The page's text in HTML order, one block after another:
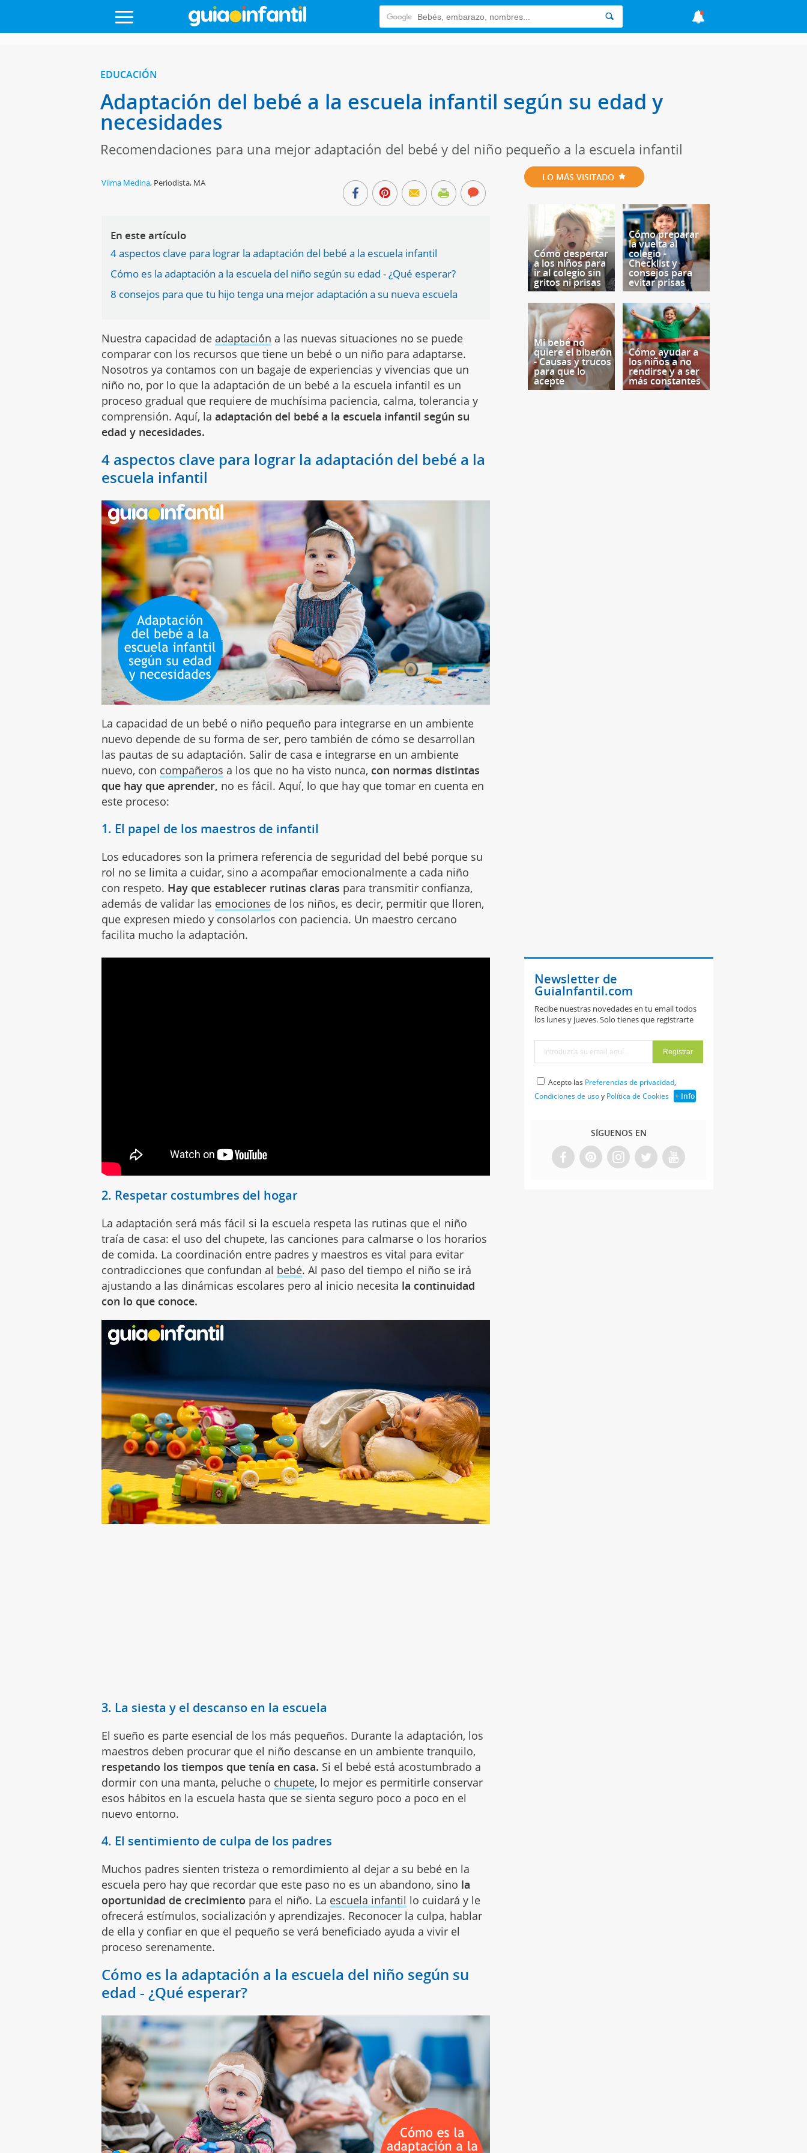
EDUCACIÓN
Adaptación del bebé a la escuela infantil según su edad y
necesidades
Recomendaciones para una mejor adaptación del bebé y del niño pequeño a la escuela infantil
Vilma Medina, Periodista, MA
En este artículo
4 aspectos clave para lograr la adaptación del bebé a la escuela infantil
Cómo es la adaptación a la escuela del niño según su edad - ¿Qué esperar?
8 consejos para que tu hijo tenga una mejor adaptación a su nueva escuela
Nuestra capacidad de adaptación a las nuevas situaciones no se puede
comparar con los recursos que tiene un bebé o un niño para adaptarse.
Nosotros ya contamos con un bagaje de experiencias y vivencias que un
niño no, por lo que la adaptación de un bebé a la escuela infantil es un
proceso gradual que requiere de muchísima paciencia, calma, tolerancia y
comprensión. Aquí, laadaptación del bebé a la escuela infantil según su
edad y necesidades.
4 aspectos clave para lograr la adaptación del bebé a la
escuela infantil
La capacidad de un bebé o niño pequeño para integrarse en un ambiente
nuevo depende de su forma de ser, pero también de cómo se desarrollan
las pautas de su adaptación. Salir de casa e integrarse en un ambiente
nuevo, con compañeros a los que no ha visto nunca, con normas distintas
que hay que aprender, no es fácil. Aquí, lo que hay que tomar en cuenta en
este proceso:
1. El papel de los maestros de infantil
Los educadores son la primera referencia de seguridad del bebé porque su
rol no se limita a cuidar, sino a acompañar emocionalmente a cada niño
con respeto. Hay que establecer rutinas claras para transmitir confianza,
además de validar las emociones de los niños, es decir, permitir que lloren,
que expresen miedo y consolarlos con paciencia. Un maestro cercano
facilita mucho la adaptación.
2. Respetar costumbres del hogar
La adaptación será más fácil si la escuela respeta las rutinas que el niño
traía de casa: el uso del chupete, las canciones para calmarse o los horarios
de comida. La coordinación entre padres y maestros es vital para evitar
contradicciones que confundan al bebé. Al paso del tiempo el niño se irá
ajustando a las dinámicas escolares pero al inicio necesita la continuidad
con lo que conoce.
3. La siesta y el descanso en la escuela
El sueño es parte esencial de los más pequeños. Durante la adaptación, los
maestros deben procurar que el niño descanse en un ambiente tranquilo,
respetando los tiempos que tenía en casa. Si el bebé está acostumbrado a
dormir con una manta, peluche o chupete, lo mejor es permitirle conservar
esos hábitos en la escuela hasta que se sienta seguro poco a poco en el
nuevo entorno.
4. El sentimiento de culpa de los padres
Muchos padres sienten tristeza o remordimiento al dejar a su bebé en la
escuela pero hay que recordar que este paso no es un abandono, sino la
oportunidad de crecimiento para el niño. La escuela infantil lo cuidará y le
ofrecerá estímulos, socialización y aprendizajes. Reconocer la culpa, hablar
de ella y confiar en que el pequeño se verá beneficiado ayuda a vivir el
proceso serenamente.
Cómo es la adaptación a la escuela del niño según su
edad - ¿Qué esperar?
LO MÁS VISITADO
Cómo despertar
a los niños para
ir al colegio sin
gritos ni prisas
Cómo preparar
la vuelta al
colegio -
Checklist y
consejos para
evitar prisas
Mi bebé no
quiere el biberón
- Causas y trucos
para que lo
acepte
Cómo ayudar a
los niños a no
rendirse y a ser
más constantes
Newsletter de
GuiaInfantil.com
Recibe nuestras novedades en tu email todos
los lunes y jueves. Solo tienes que registrarte
Acepto las Preferencias de privacidad,
Condiciones de usoy Política de Cookies + Info
SÍGUENOS EN